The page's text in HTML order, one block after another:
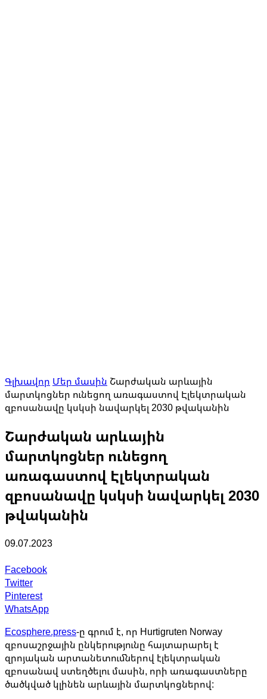
Գլխավոր Մեր մասին Շարժական արևային
մարտկոցներ ունեցող առագաստով Էլեկտրական
զբոսանավը կսկսի նավարկել 2030 թվականին
Շարժական արևային
մարտկոցներ ունեցող
առագաստով Էլեկտրական
զբոսանավը կսկսի նավարկել 2030
թվականին
09.07.2023
Facebook
Twitter
Pinterest
WhatsApp
Ecosphere.press-ը գրում է, որ Hurtigruten Norway
զբոսաշրջային ընկերությունը հայտարարել է
զրոյական արտանետումներով էլեկտրական
զբոսանավ ստեղծելու մասին, որի առագաստները
ծածկված կլինեն արևային մարտկոցներով: